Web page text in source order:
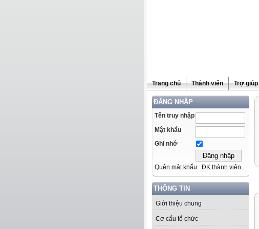
Trang chủ Thành viên Trợ giúp
ĐĂNG NHẬP
Tên truy nhập
Mật khẩu
Ghi nhớ
Quên mật khẩu ĐK thành viên
THÔNG TIN
Giới thiệu chung
Cơ cấu tổ chức